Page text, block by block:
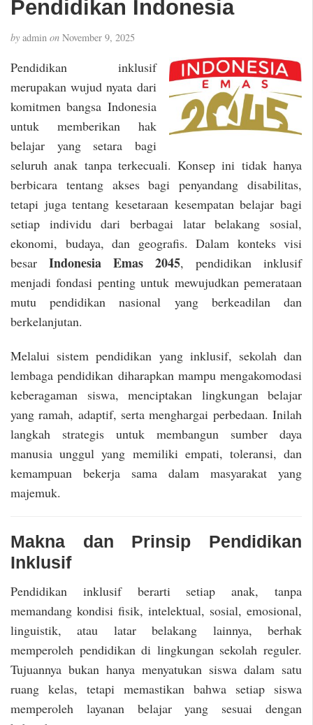
Pendidikan Indonesia
by admin on November 9, 2025
Pendidikan inklusif
merupakan wujud nyata dari
komitmen bangsa Indonesia
untuk memberikan hak
belajar yang setara bagi
seluruh anak tanpa terkecuali. Konsep ini tidak hanya
berbicara tentang akses bagi penyandang disabilitas,
tetapi juga tentang kesetaraan kesempatan belajar bagi
setiap individu dari berbagai latar belakang sosial,
ekonomi, budaya, dan geografis. Dalam konteks visi
besar Indonesia Emas 2045, pendidikan inklusif
menjadi fondasi penting untuk mewujudkan pemerataan
mutu pendidikan nasional yang berkeadilan dan
berkelanjutan.
Melalui sistem pendidikan yang inklusif, sekolah dan
lembaga pendidikan diharapkan mampu mengakomodasi
keberagaman siswa, menciptakan lingkungan belajar
yang ramah, adaptif, serta menghargai perbedaan. Inilah
langkah strategis untuk membangun sumber daya
manusia unggul yang memiliki empati, toleransi, dan
kemampuan bekerja sama dalam masyarakat yang
majemuk.
Makna dan Prinsip Pendidikan
Inklusif
Pendidikan inklusif berarti setiap anak, tanpa
memandang kondisi fisik, intelektual, sosial, emosional,
linguistik, atau latar belakang lainnya, berhak
memperoleh pendidikan di lingkungan sekolah reguler.
Tujuannya bukan hanya menyatukan siswa dalam satu
ruang kelas, tetapi memastikan bahwa setiap siswa
memperoleh layanan belajar yang sesuai dengan